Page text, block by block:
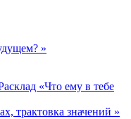
»
«Что ему в тебе
трактовка значений »